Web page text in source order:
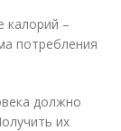
калорий –
потребления
должно
их